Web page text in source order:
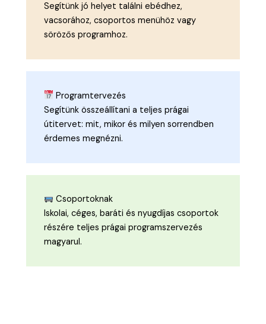
Segítünk jó helyet találni ebédhez,
vacsorához, csoportos menühöz vagy
sörözős programhoz.
Programtervezés
Segítünk összeállítani a teljes prágai
útitervet: mit, mikor és milyen sorrendben
érdemes megnézni.
Csoportoknak
Iskolai, céges, baráti és nyugdíjas csoportok
részére teljes prágai programszervezés
magyarul.